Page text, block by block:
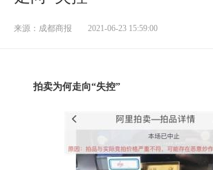
来源：成都商报 2021-06-23 15:59:00
拍卖为何走向“失控”